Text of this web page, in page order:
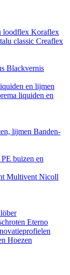
loodflex Koraflex
classic Creaflex
Blackvernis
en lijmen
liquiden en
lijmen Banden-
PE buizen en
Multivent Nicoll
Eterno
Hoezen